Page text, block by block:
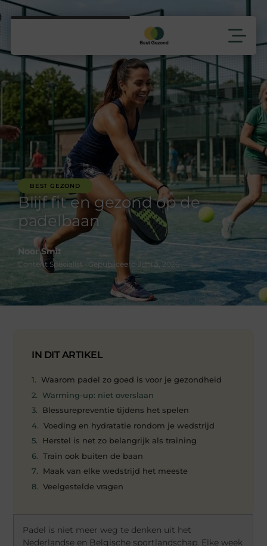
BEST GEZOND
Blijf fit en gezond op de
padelbaan
Noor Smit
Content Specialist · Gepubliceerd Juni 3, 2026
IN DIT ARTIKEL
Waarom padel zo goed is voor je gezondheid
Warming-up: niet overslaan
Blessurepreventie tijdens het spelen
Voeding en hydratatie rondom je wedstrijd
Herstel is net zo belangrijk als training
Train ook buiten de baan
Maak van elke wedstrijd het meeste
Veelgestelde vragen
Padel is niet meer weg te denken uit het
Nederlandse en Belgische sportlandschap. Elke week